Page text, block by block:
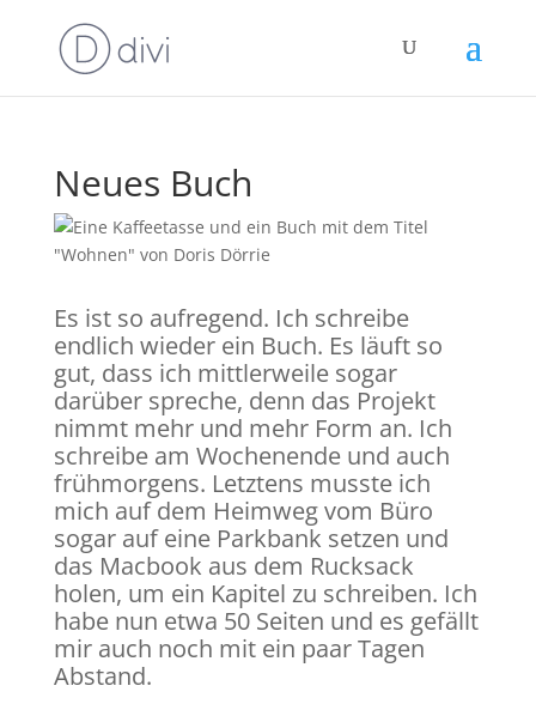
Neues Buch
Es ist so aufregend. Ich schreibe
endlich wieder ein Buch. Es läuft so
gut, dass ich mittlerweile sogar
darüber spreche, denn das Projekt
nimmt mehr und mehr Form an. Ich
schreibe am Wochenende und auch
frühmorgens. Letztens musste ich
mich auf dem Heimweg vom Büro
sogar auf eine Parkbank setzen und
das Macbook aus dem Rucksack
holen, um ein Kapitel zu schreiben. Ich
habe nun etwa 50 Seiten und es gefällt
mir auch noch mit ein paar Tagen
Abstand.